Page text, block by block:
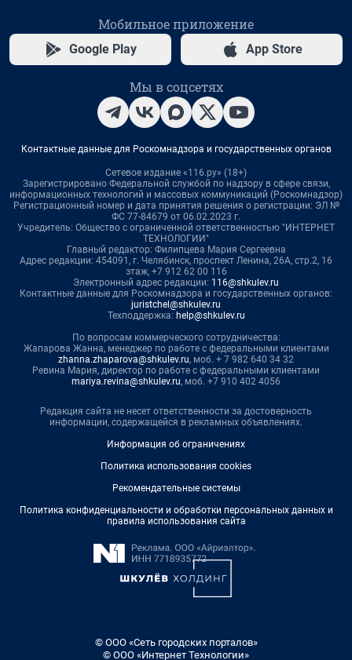
Мобильное приложение
Google Play App Store
Мы в соцсетях
Контактные данные для Роскомнадзора и государственных органов
Сетевое издание «116.ру» (18+)
Зарегистрировано Федеральной службой по надзору в сфере связи,
информационных технологий и массовых коммуникаций (Роскомнадзор)
Регистрационный номер и дата принятия решения о регистрации: ЭЛ №
ФС 77-84679 от 06.02.2023 г.
Учредитель: Общество с ограниченной ответственностью "ИНТЕРНЕТ
ТЕХНОЛОГИИ"
Главный редактор: Филипцева Мария Сергеевна
Адрес редакции: 454091, г. Челябинск, проспект Ленина, 26А, стр.2, 16
этаж, +7 912 62 00 116
Электронный адрес редакции: 116@shkulev.ru
Контактные данные для Роскомнадзора и государственных органов:
juristchel@shkulev.ru
Техподдержка: help@shkulev.ru
По вопросам коммерческого сотрудничества:
Жапарова Жанна, менеджер по работе с федеральными клиентами
zhanna.zhaparova@shkulev.ru, моб. + 7 982 640 34 32
Ревина Мария, директор по работе с федеральными клиентами
mariya.revina@shkulev.ru, моб. +7 910 402 4056
Редакция сайта не несет ответственности за достоверность
информации, содержащейся в рекламных объявлениях.
Информация об ограничениях
Политика использования cookies
Рекомендательные системы
Политика конфиденциальности и обработки персональных данных и
правила использования сайта
© ООО «Сеть городских порталов»
© ООО «Интернет Технологии»